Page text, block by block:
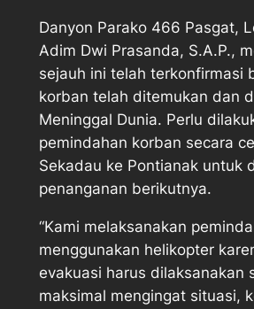
Danyon Parako 466 Pasgat,
Adim Dwi Prasanda, S.A.P.,
sejauh ini telah terkonfirmasi
korban telah ditemukan dan
Meninggal Dunia. Perlu
pemindahan korban secara
Sekadau ke Pontianak untuk
penanganan berikutnya.
“Kami melaksanakan
menggunakan helikopter
evakuasi harus dilaksanakan
maksimal mengingat situasi,